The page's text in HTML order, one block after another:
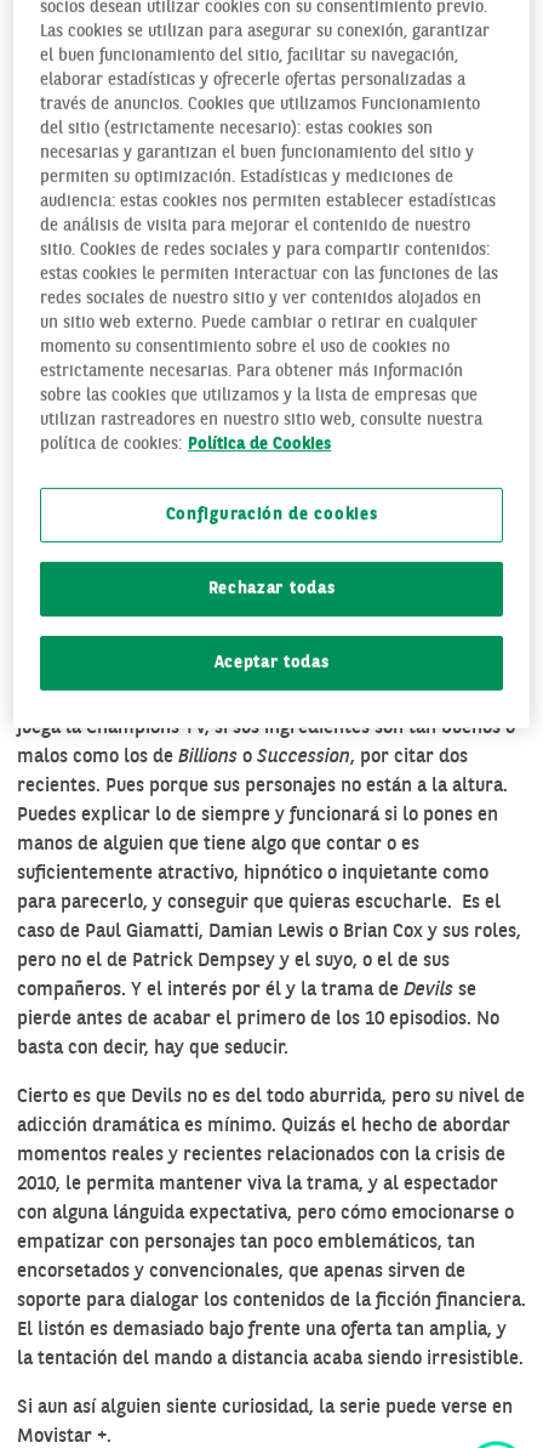
Son muchas, y algún día serán ya demasiadas, las series
ambientadas en las entrañas financieras de aquí o de allá en
época de vacas gordas o flacas, con multinacionales,
magnates shakespearianos o familias bañadas en oro
moviendo los hilos bursátiles, que nos cuentan estiras y
aflojas del mercado a través de operaciones, opas o
traiciones, siempre barnizadas con lenguaje socioeconómico
grandilocuente y finansonante (sí, me he inventado el
palabro), que intentan seducirnos con el poder del dinero,
la falta de escrúpulos de quien lo maneja y la endeble moral
es otra de ellas.
De nacionalidad italiana, factura americana y ambientación
británica, es una miniserie de segunda división del
juega la Champions TV, si sus ingredientes son tan buenos o
malos como los de Billions o Succession, por citar dos
recientes. Pues porque sus personajes no están a la altura.
Puedes explicar lo de siempre y funcionará si lo pones en
manos de alguien que tiene algo que contar o es
suficientemente atractivo, hipnótico o inquietante como
para parecerlo, y conseguir que quieras escucharle. Es el
caso de Paul Giamatti, Damian Lewis o Brian Cox y sus roles,
pero no el de Patrick Dempsey y el suyo, o el de sus
compañeros. Y el interés por él y la trama de Devils se
pierde antes de acabar el primero de los 10 episodios. No
basta con decir, hay que seducir.
Cierto es que Devils no es del todo aburrida, pero su nivel de
adicción dramática es mínimo. Quizás el hecho de abordar
momentos reales y recientes relacionados con la crisis de
2010, le permita mantener viva la trama, y al espectador
con alguna lánguida expectativa, pero cómo emocionarse o
empatizar con personajes tan poco emblemáticos, tan
encorsetados y convencionales, que apenas sirven de
soporte para dialogar los contenidos de la ficción financiera.
El listón es demasiado bajo frente una oferta tan amplia, y
la tentación del mando a distancia acaba siendo irresistible.
Si aun así alguien siente curiosidad, la serie puede verse en
Movistar +.
socios desean utilizar cookies con su consentimiento previo.
Las cookies se utilizan para asegurar su conexión, garantizar
el buen funcionamiento del sitio, facilitar su navegación,
elaborar estadísticas y ofrecerle ofertas personalizadas a
través de anuncios. Cookies que utilizamos Funcionamiento
del sitio (estrictamente necesario): estas cookies son
necesarias y garantizan el buen funcionamiento del sitio y
permiten su optimización. Estadísticas y mediciones de
audiencia: estas cookies nos permiten establecer estadísticas
de análisis de visita para mejorar el contenido de nuestro
sitio. Cookies de redes sociales y para compartir contenidos:
estas cookies le permiten interactuar con las funciones de las
redes sociales de nuestro sitio y ver contenidos alojados en
un sitio web externo. Puede cambiar o retirar en cualquier
momento su consentimiento sobre el uso de cookies no
estrictamente necesarias. Para obtener más información
sobre las cookies que utilizamos y la lista de empresas que
utilizan rastreadores en nuestro sitio web, consulte nuestra
política de cookies: Política de Cookies
Configuración de cookies
Rechazar todas
Aceptar todas